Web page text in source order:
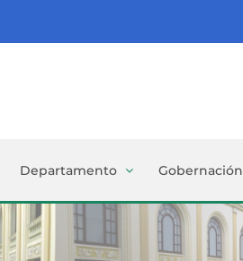
Departamento Gobernación